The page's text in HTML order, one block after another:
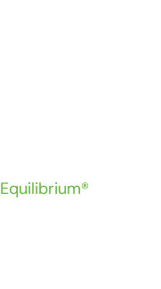
Equilibrium®